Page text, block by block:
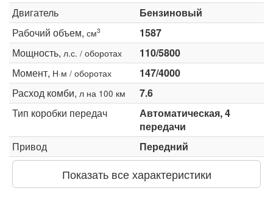
Двигатель
Бензиновый
Рабочий объем, см3
1587
Мощность, л.с. / оборотах
110/5800
Момент, Н·м / оборотах
147/4000
Расход комби, л на 100 км
7.6
Тип коробки передач
Автоматическая, 4
передачи
Привод
Передний
Показать все характеристики